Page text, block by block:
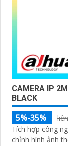
CAMERA IP
BLACK
5%-35%
Tích hợp công
chỉnh hình ảnh